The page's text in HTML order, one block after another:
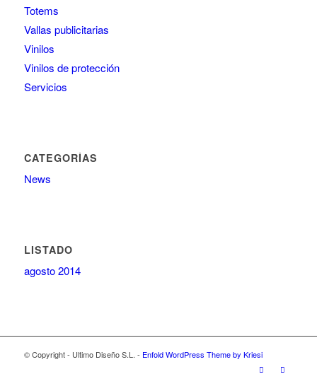
Totems
Vallas publicitarias
Vinilos
Vinilos de protección
Servicios
CATEGORÍAS
News
LISTADO
agosto 2014
© Copyright - Ultimo Diseño S.L. - Enfold WordPress Theme by Kriesi